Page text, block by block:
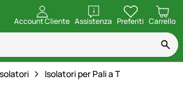
Account Cliente Assistenza
apri Preferiti Carrello
Isolatori per Pali a T